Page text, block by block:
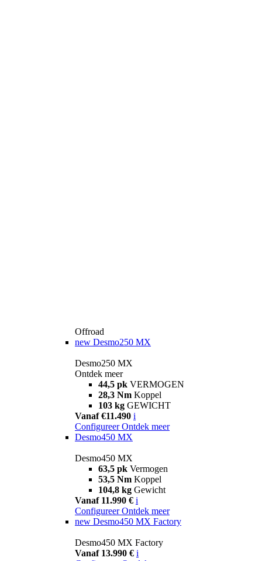
Offroad
new Desmo250 MX
Desmo250 MX
Ontdek meer
44,5 pk VERMOGEN
28,3 Nm Koppel
103 kg GEWICHT
Vanaf €11.490 i
Configureer Ontdek meer
Desmo450 MX
Desmo450 MX
63,5 pk Vermogen
53,5 Nm Koppel
104,8 kg Gewicht
Vanaf 11.990 € i
Configureer Ontdek meer
new Desmo450 MX Factory
Desmo450 MX Factory
Vanaf 13.990 € i